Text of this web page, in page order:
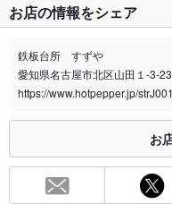
禁煙・喫煙
全席禁煙
喫煙専用室 あり
合わせください。
お席
お店の情報をシェア
鉄板台所 すずや
愛知県名古屋市北区山田１-3-23
https://www.hotpepper.jp/
お